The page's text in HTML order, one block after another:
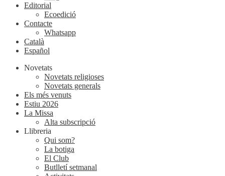
Editorial
Ecoedició
Contacte
Whatsapp
Català
Español
Novetats
Novetats religioses
Novetats generals
Els més venuts
Estiu 2026
La Missa
Alta subscripció
Llibreria
Qui som?
La botiga
El Club
Butlletí setmanal